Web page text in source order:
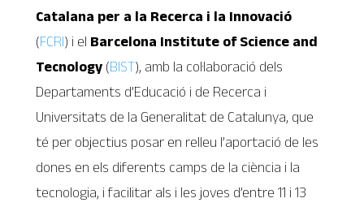
Catalana per a la Recerca i la Innovació
(FCRI) i el Barcelona Institute of Science and
Tecnology (BIST), amb la col·laboració dels
Departaments d’Educació i de Recerca i
Universitats de la Generalitat de Catalunya, que
té per objectius posar en relleu l’aportació de les
dones en els diferents camps de la ciència i la
tecnologia, i facilitar als i les joves d’entre 11 i 13